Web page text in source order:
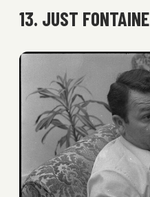
13. JUST FONTAINE